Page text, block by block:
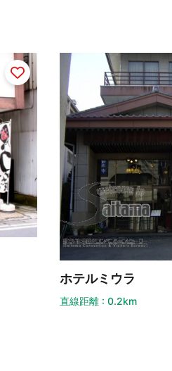
ホテルミウラ
直線距離 : 0.2km